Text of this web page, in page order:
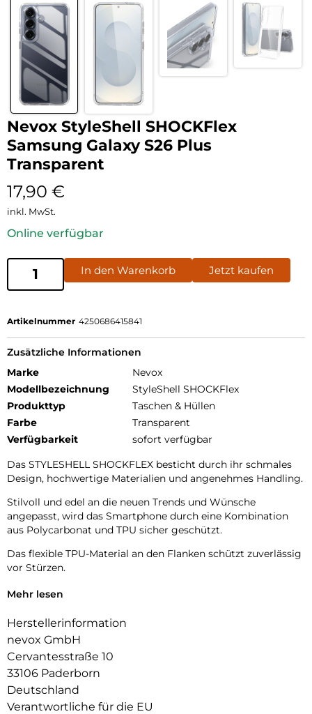
Nevox StyleShell SHOCKFlex
Samsung Galaxy S26 Plus
Transparent
17,90 €
inkl. MwSt.
Online verfügbar
In den Warenkorb Jetzt kaufen
Artikelnummer 4250686415841
Zusätzliche Informationen
Marke
Nevox
Modellbezeichnung
StyleShell SHOCKFlex
Produkttyp
Taschen & Hüllen
Farbe
Transparent
Verfügbarkeit
sofort verfügbar
Das STYLESHELL SHOCKFLEX besticht durch ihr schmales
Design, hochwertige Materialien und angenehmes Handling.
Stilvoll und edel an die neuen Trends und Wünsche
angepasst, wird das Smartphone durch eine Kombination
aus Polycarbonat und TPU sicher geschützt.
Das flexible TPU-Material an den Flanken schützt zuverlässig
vor Stürzen.
Das Display ist durch die seitlichen Flanken geschützt.
transparent und bringt jegliche Farbe des Smartphones
passend zur Geltung.
Die Anschlüsse, Knöpfe und Kamera bleiben voll zugänglich.
Hochwertiges, schmutzabweisendes Material und
schockproof durch eingearbeitete Luftpolster in den Ecken.
Mehr lesen
Herstellerinformation
nevox GmbH
Cervantesstraße 10
33106 Paderborn
Deutschland
Verantwortliche für die EU